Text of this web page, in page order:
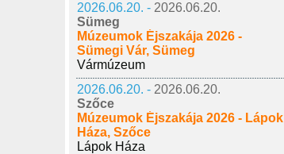
2026.06.20. - 2026.06.20.
Sümeg
Múzeumok Éjszakája 2026 -
Sümegi Vár, Sümeg
Vármúzeum
2026.06.20. - 2026.06.20.
Szőce
Múzeumok Éjszakája 2026 - Lápok
Háza, Szőce
Lápok Háza